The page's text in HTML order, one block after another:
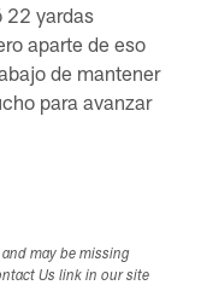
22 yardas
aparte de eso
de mantener
para avanzar
may be missing
Us link in our site